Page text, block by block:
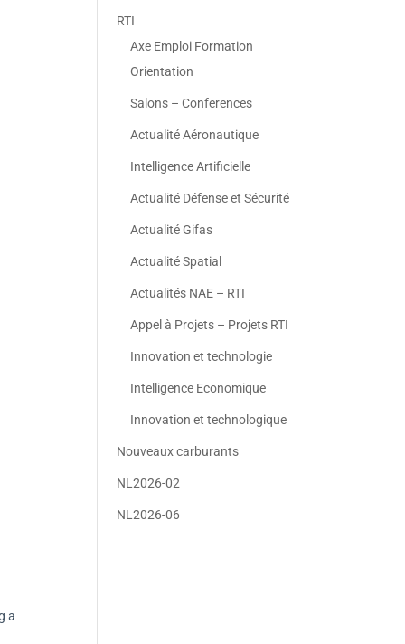
a
RTI
Axe Emploi Formation
Orientation
Salons – Conferences
Actualité Aéronautique
Intelligence Artificielle
Actualité Défense et Sécurité
Actualité Gifas
Actualité Spatial
Actualités NAE – RTI
Appel à Projets – Projets RTI
Innovation et technologie
Intelligence Economique
Innovation et technologique
Nouveaux carburants
NL2026-02
NL2026-06